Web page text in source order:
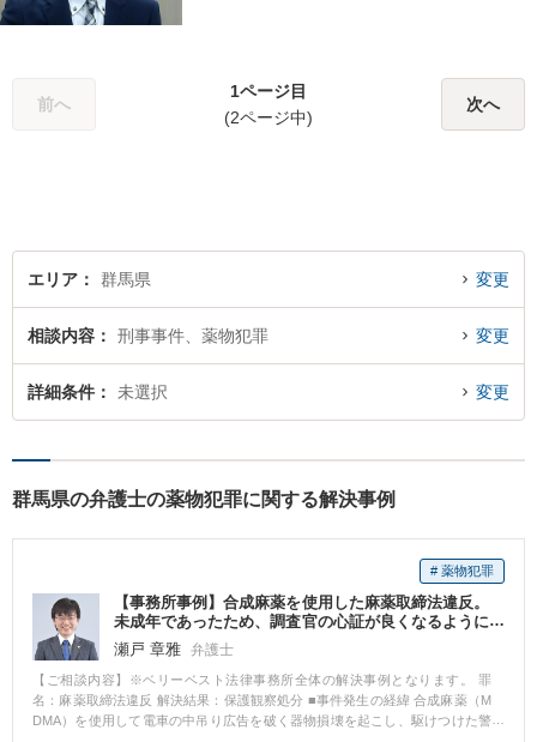
前へ
1ページ目
(2ページ中)
次へ
エリア 群馬県 変更
相談内容 刑事事件、薬物犯罪 変更
詳細条件 未選択 変更
群馬県の弁護士の薬物犯罪に関する解決事例
# 薬物犯罪
【事務所事例】合成麻薬を使用した麻薬取締法違反。
未成年であったため、調査官の心証が良くなるように
弁護活動をし、保護観察処分に
瀬戸 章雅 弁護士
【ご相談内容】※ベリーベスト法律事務所全体の解決事例となります。 罪
名：麻薬取締法違反 解決結果：保護観察処分 ■事件発生の経緯 合成麻薬（M
DMA）を使用して電車の中吊り広告を破く器物損壊を起こし、駆けつけた警